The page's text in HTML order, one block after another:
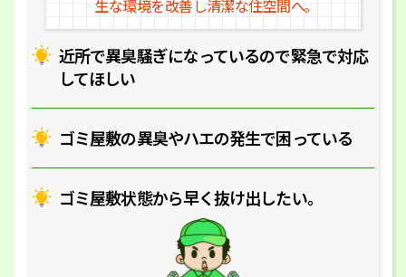
近所で異臭騒ぎになっているので緊急で対応
してほしい
ゴミ屋敷の異臭やハエの発生で困っている
ゴミ屋敷状態から早く抜け出したい｡
生な環境を改善し清潔な住空間へ｡